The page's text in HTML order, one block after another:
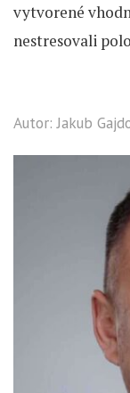
vytvorené
nestresovali
Autor: Jakub